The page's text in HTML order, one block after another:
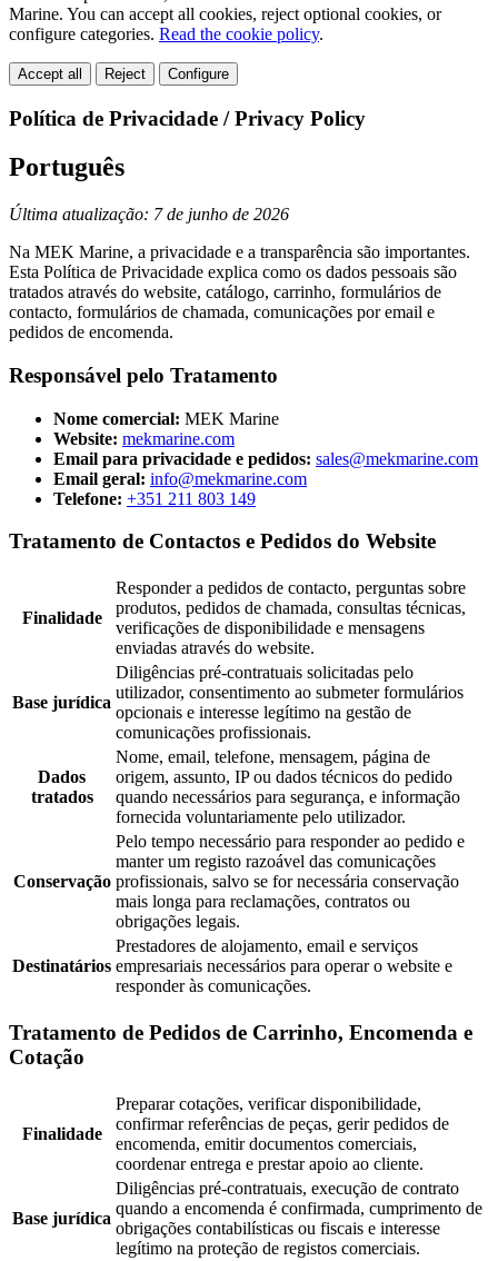
Marine. You can accept all cookies, reject optional cookies, or
configure categories. Read the cookie policy.
Accept all Reject Configure
Política de Privacidade / Privacy Policy
Português
Última atualização: 7 de junho de 2026
Na MEK Marine, a privacidade e a transparência são importantes.
Esta Política de Privacidade explica como os dados pessoais são
tratados através do website, catálogo, carrinho, formulários de
contacto, formulários de chamada, comunicações por email e
pedidos de encomenda.
Responsável pelo Tratamento
Nome comercial: MEK Marine
Website: mekmarine.com
Email para privacidade e pedidos: sales@mekmarine.com
Email geral: info@mekmarine.com
Telefone: +351 211 803 149
Tratamento de Contactos e Pedidos do Website
Finalidade
Responder a pedidos de contacto, perguntas sobre
produtos, pedidos de chamada, consultas técnicas,
verificações de disponibilidade e mensagens
enviadas através do website.
Base jurídica
Diligências pré-contratuais solicitadas pelo
utilizador, consentimento ao submeter formulários
opcionais e interesse legítimo na gestão de
comunicações profissionais.
Dados
tratados
Nome, email, telefone, mensagem, página de
origem, assunto, IP ou dados técnicos do pedido
quando necessários para segurança, e informação
fornecida voluntariamente pelo utilizador.
Conservação
Pelo tempo necessário para responder ao pedido e
manter um registo razoável das comunicações
profissionais, salvo se for necessária conservação
mais longa para reclamações, contratos ou
obrigações legais.
Destinatários
Prestadores de alojamento, email e serviços
empresariais necessários para operar o website e
responder às comunicações.
Tratamento de Pedidos de Carrinho, Encomenda e
Cotação
Finalidade
Preparar cotações, verificar disponibilidade,
confirmar referências de peças, gerir pedidos de
encomenda, emitir documentos comerciais,
coordenar entrega e prestar apoio ao cliente.
Base jurídica
Diligências pré-contratuais, execução de contrato
quando a encomenda é confirmada, cumprimento de
obrigações contabilísticas ou fiscais e interesse
legítimo na proteção de registos comerciais.